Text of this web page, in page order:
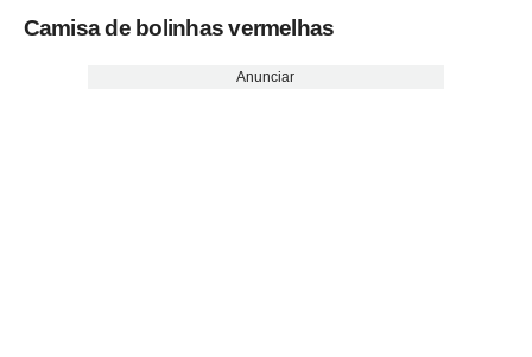
Camisa de bolinhas vermelhas
Anunciar